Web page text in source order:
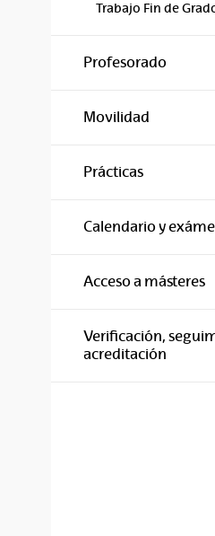
Trabajo Fin de
Profesorado
Movilidad
Prácticas
Calendario y
Acceso a másteres
Verificación,
acreditación